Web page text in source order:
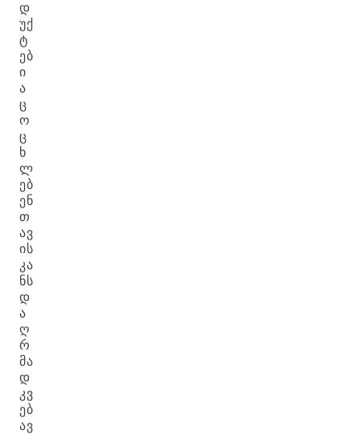
Დ
ᲣᲥ
Ტ
ᲔᲑ
Ი
Ა
Ც
Ო
Ც
Ხ
Ლ
ᲔᲑ
ᲔᲜ
Თ
ᲐᲕ
ᲘᲡ
ᲙᲐ
ᲜᲡ
Დ
Ა
Ღ
Რ
ᲛᲐ
Დ
ᲙᲕ
ᲔᲑ
ᲐᲕ